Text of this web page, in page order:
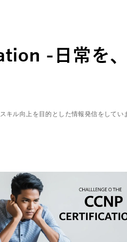
ル向上を目的とした情報発信をしてい